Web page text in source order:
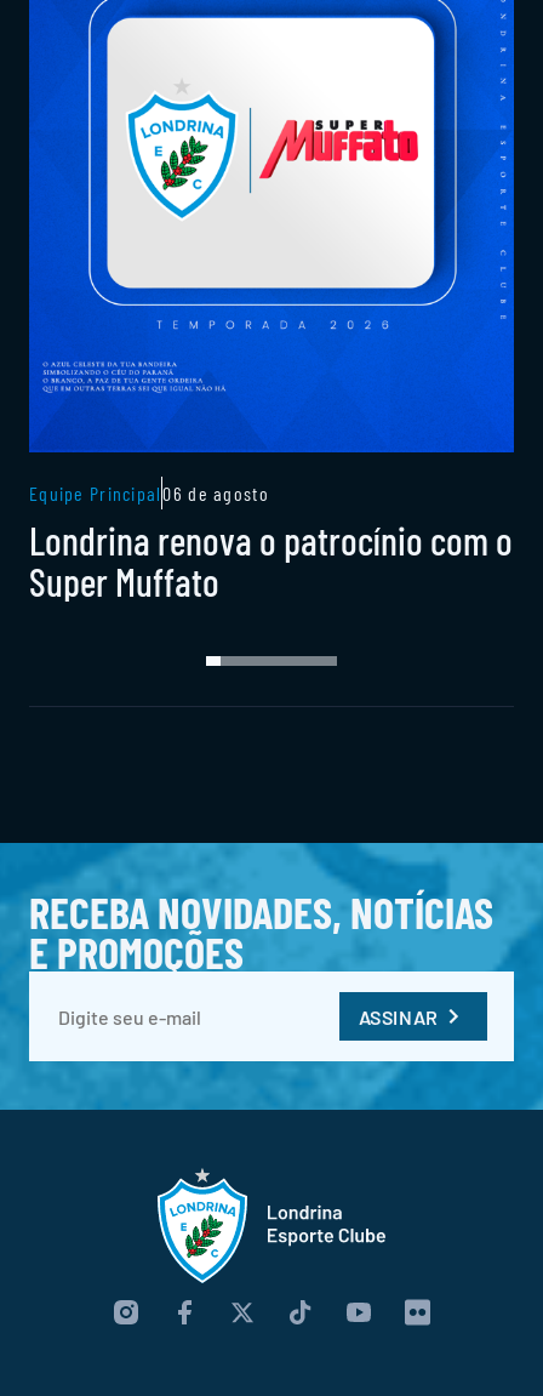
Equipe Principal06 de agosto
Londrina renova o patrocínio com o
Super Muffato
RECEBA NOVIDADES, NOTÍCIAS
E PROMOÇÕES
ASSINAR